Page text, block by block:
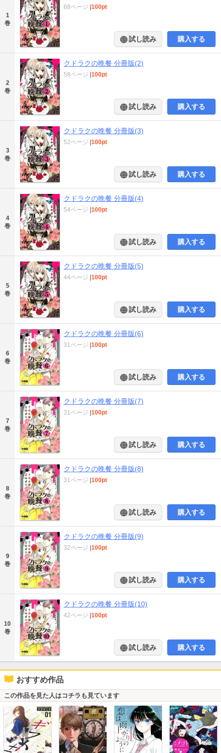
1
巻
68ページ |100pt
試し読み 購入する
2
巻
クドラクの晩餐 分冊版(2)
58ページ |100pt
試し読み 購入する
3
巻
クドラクの晩餐 分冊版(3)
52ページ |100pt
試し読み 購入する
4
巻
クドラクの晩餐 分冊版(4)
54ページ |100pt
試し読み 購入する
5
巻
クドラクの晩餐 分冊版(5)
44ページ |100pt
試し読み 購入する
6
巻
クドラクの晩餐 分冊版(6)
31ページ |100pt
試し読み 購入する
7
巻
クドラクの晩餐 分冊版(7)
31ページ |100pt
試し読み 購入する
8
巻
クドラクの晩餐 分冊版(8)
31ページ |100pt
試し読み 購入する
9
巻
クドラクの晩餐 分冊版(9)
32ページ |100pt
試し読み 購入する
10
巻
クドラクの晩餐 分冊版(10)
42ページ |100pt
試し読み 購入する
おすすめ作品
この作品を見た人はコチラも見ています